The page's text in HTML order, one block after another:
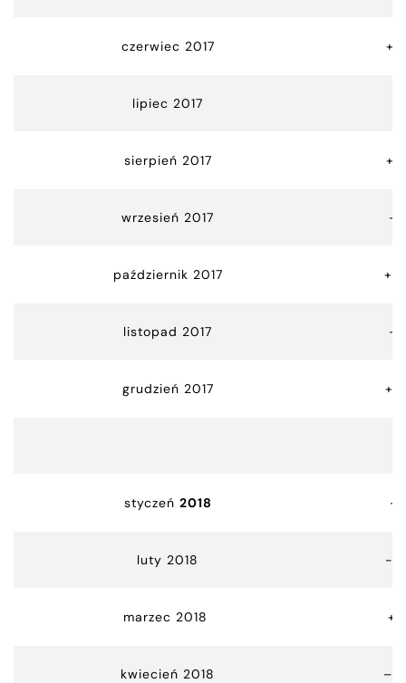
czerwiec 2017
lipiec 2017
sierpień 2017 +
wrzesień 2017 -
październik 2017
listopad 2017 –
grudzień 2017
styczeń 2018 -
luty 2018 -
marzec 2018 +
kwiecień 2018 –